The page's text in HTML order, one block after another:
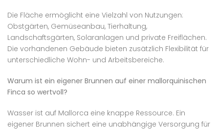
Die Fläche ermöglicht eine Vielzahl von Nutzungen:
Obstgärten, Gemüseanbau, Tierhaltung,
Landschaftsgärten, Solaranlagen und private Freiflächen.
Die vorhandenen Gebäude bieten zusätzlich Flexibilität für
unterschiedliche Wohn- und Arbeitsbereiche.
Warum ist ein eigener Brunnen auf einer mallorquinischen
Finca so wertvoll?
Wasser ist auf Mallorca eine knappe Ressource. Ein
eigener Brunnen sichert eine unabhängige Versorgung für